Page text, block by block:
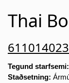
Thai
Tegund starfsemi:
Staðsetning: